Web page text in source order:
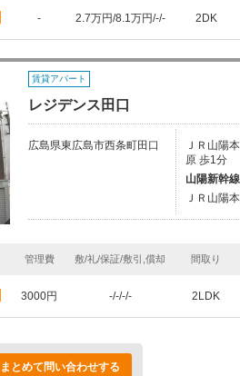
- 2.7万円/8.1万円/-/- 2DK
賃貸アパート
レジデンス田口
広島県東広島市西条町田口
ＪＲ山陽
原 歩1分
山陽新幹
ＪＲ山陽
管理費 敷/礼/保証/敷引,償却 間取り
3000円 -/-/-/- 2LDK
まとめて問い合わせする